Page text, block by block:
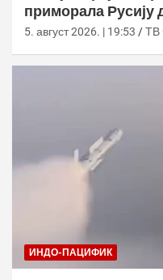
приморала Русију
5. август 2026. | 19:53 ТВ
ИНДО-ПАЦИФИК